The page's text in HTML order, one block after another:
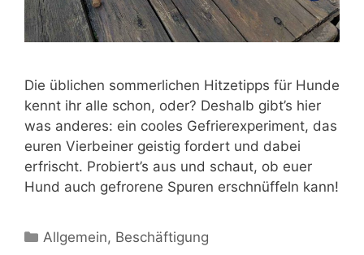
Die üblichen sommerlichen Hitzetipps für Hunde
kennt ihr alle schon, oder? Deshalb gibt’s hier
was anderes: ein cooles Gefrierexperiment, das
euren Vierbeiner geistig fordert und dabei
erfrischt. Probiert’s aus und schaut, ob euer
Hund auch gefrorene Spuren erschnüffeln kann!
Allgemein, Beschäftigung